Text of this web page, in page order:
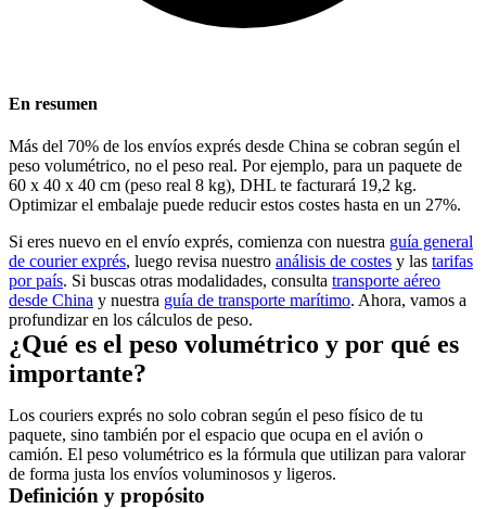
En resumen
Más del 70% de los envíos exprés desde China se cobran según el
peso volumétrico, no el peso real. Por ejemplo, para un paquete de
60 x 40 x 40 cm (peso real 8 kg), DHL te facturará 19,2 kg.
Optimizar el embalaje puede reducir estos costes hasta en un 27%.
Si eres nuevo en el envío exprés, comienza con nuestra guía general
de courier exprés, luego revisa nuestro análisis de costes y las tarifas
por país. Si buscas otras modalidades, consulta transporte aéreo
desde China y nuestra guía de transporte marítimo. Ahora, vamos a
profundizar en los cálculos de peso.
¿Qué es el peso volumétrico y por qué es
importante?
Los couriers exprés no solo cobran según el peso físico de tu
paquete, sino también por el espacio que ocupa en el avión o
camión. El peso volumétrico es la fórmula que utilizan para valorar
de forma justa los envíos voluminosos y ligeros.
Definición y propósito